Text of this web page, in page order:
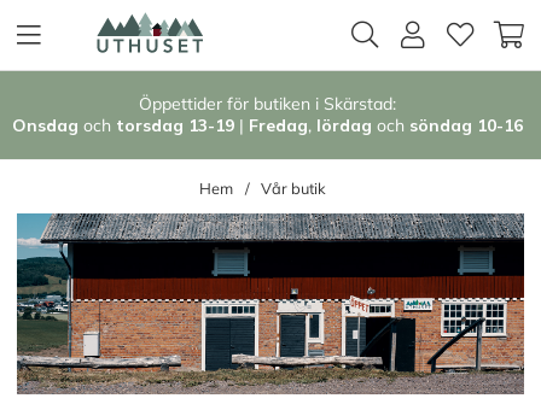
Öppettider för butiken i Skärstad:
Onsdag och torsdag 13-19 | Fredag, lördag och söndag 10-16
Hem Vår butik